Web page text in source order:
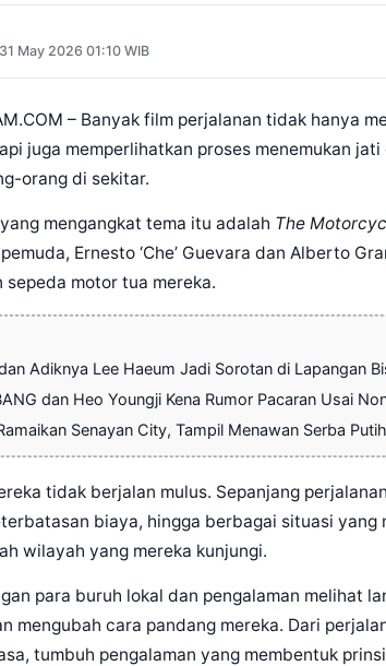
May 2026 01:10 WIB
– Banyak film perjalanan tidak hanya
juga memperlihatkan proses menemukan
orang di sekitar.
mengangkat tema itu adalah The
Ernesto ‘Che’ Guevara dan Alberto
sepeda motor tua mereka.
Adiknya Lee Haeum Jadi Sorotan di Lapangan
dan Heo Youngji Kena Rumor Pacaran Usai
Senayan City, Tampil Menawan Serba
tidak berjalan mulus. Sepanjang
biaya, hingga berbagai situasi
wilayah yang mereka kunjungi.
para buruh lokal dan pengalaman melihat
mengubah cara pandang mereka. Dari
tumbuh pengalaman yang membentuk